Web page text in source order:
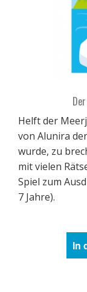
Helft der
von Alunira
wurde, zu
mit vielen
Spiel zum
7 Jahre).
In